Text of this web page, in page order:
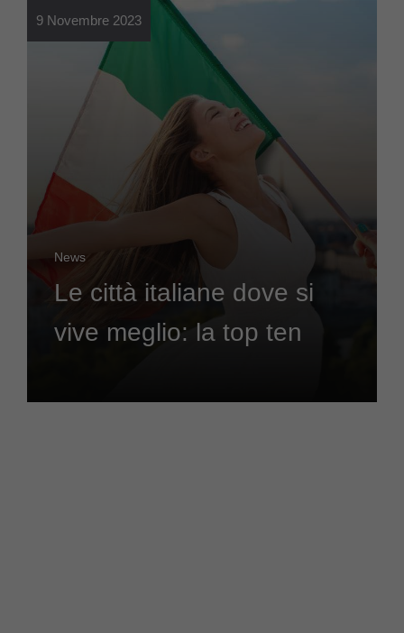
9 Novembre 2023
News
Le città italiane dove si
vive meglio: la top ten